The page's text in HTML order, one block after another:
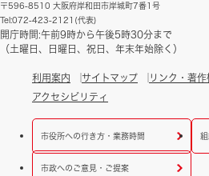
〒596-8510 大阪府岸和田市岸城町7番1号
Tel:072-423-2121(代表)
開庁時間:午前9時から午後5時30分まで
（土曜日、日曜日、祝日、年末年始除く）
利用案内 サイトマップ リンク・著
アクセシビリティ
市役所への行き方・業務時間
市政へのご意見・ご提案